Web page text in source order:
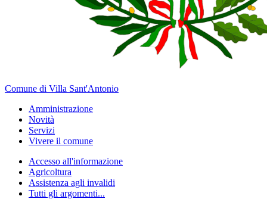
Comune di Villa Sant'Antonio
Amministrazione
Novità
Servizi
Vivere il comune
Accesso all'informazione
Agricoltura
Assistenza agli invalidi
Tutti gli argomenti...